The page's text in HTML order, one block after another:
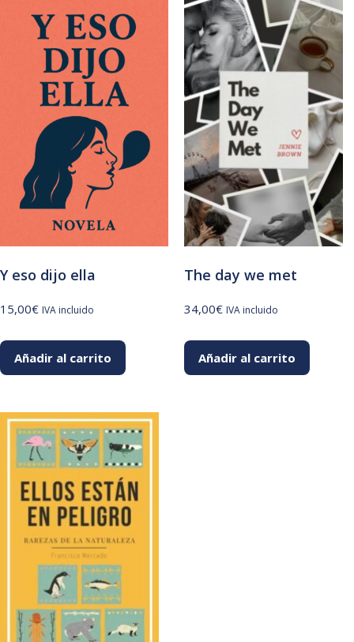
Y eso dijo ella
15,00€ IVA incluido
Añadir al carrito
The day we met
34,00€ IVA incluido
Añadir al carrito